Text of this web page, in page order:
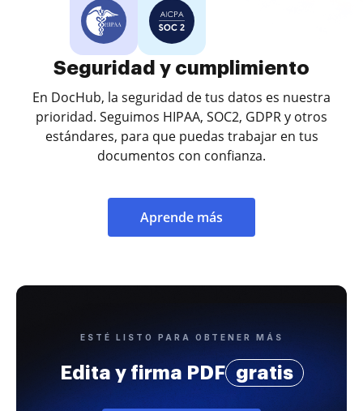
Seguridad y cumplimiento
En DocHub, la seguridad de tus datos es nuestra
prioridad. Seguimos HIPAA, SOC2, GDPR y otros
estándares, para que puedas trabajar en tus
documentos con confianza.
Aprende más
ESTÉ LISTO PARA OBTENER MÁS
Edita y firma PDF gratis